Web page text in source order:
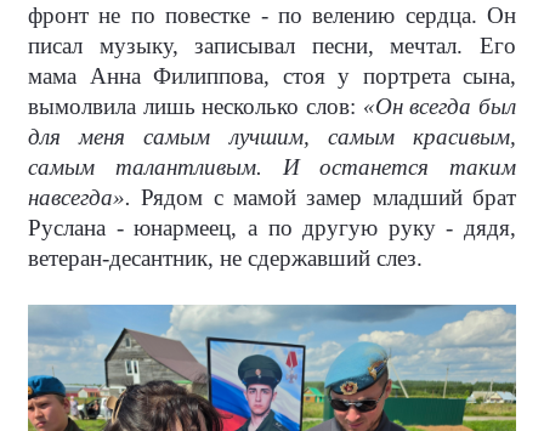
фронт не по повестке - по велению сердца. Он
писал музыку, записывал песни, мечтал. Его
мама Анна Филиппова, стоя у портрета сына,
вымолвила лишь несколько слов: «Он всегда был
для меня самым лучшим, самым красивым,
самым талантливым. И останется таким
навсегда». Рядом с мамой замер младший брат
Руслана - юнармеец, а по другую руку - дядя,
ветеран-десантник, не сдержавший слез.